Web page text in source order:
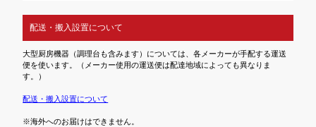
配送・搬入設置について
大型厨房機器（調理台も含みます）については、各メーカーが手配する運送
便を使います。（メーカー使用の運送便は配達地域によっても異なりま
す。）
配送・搬入設置について
※海外へのお届けはできません。